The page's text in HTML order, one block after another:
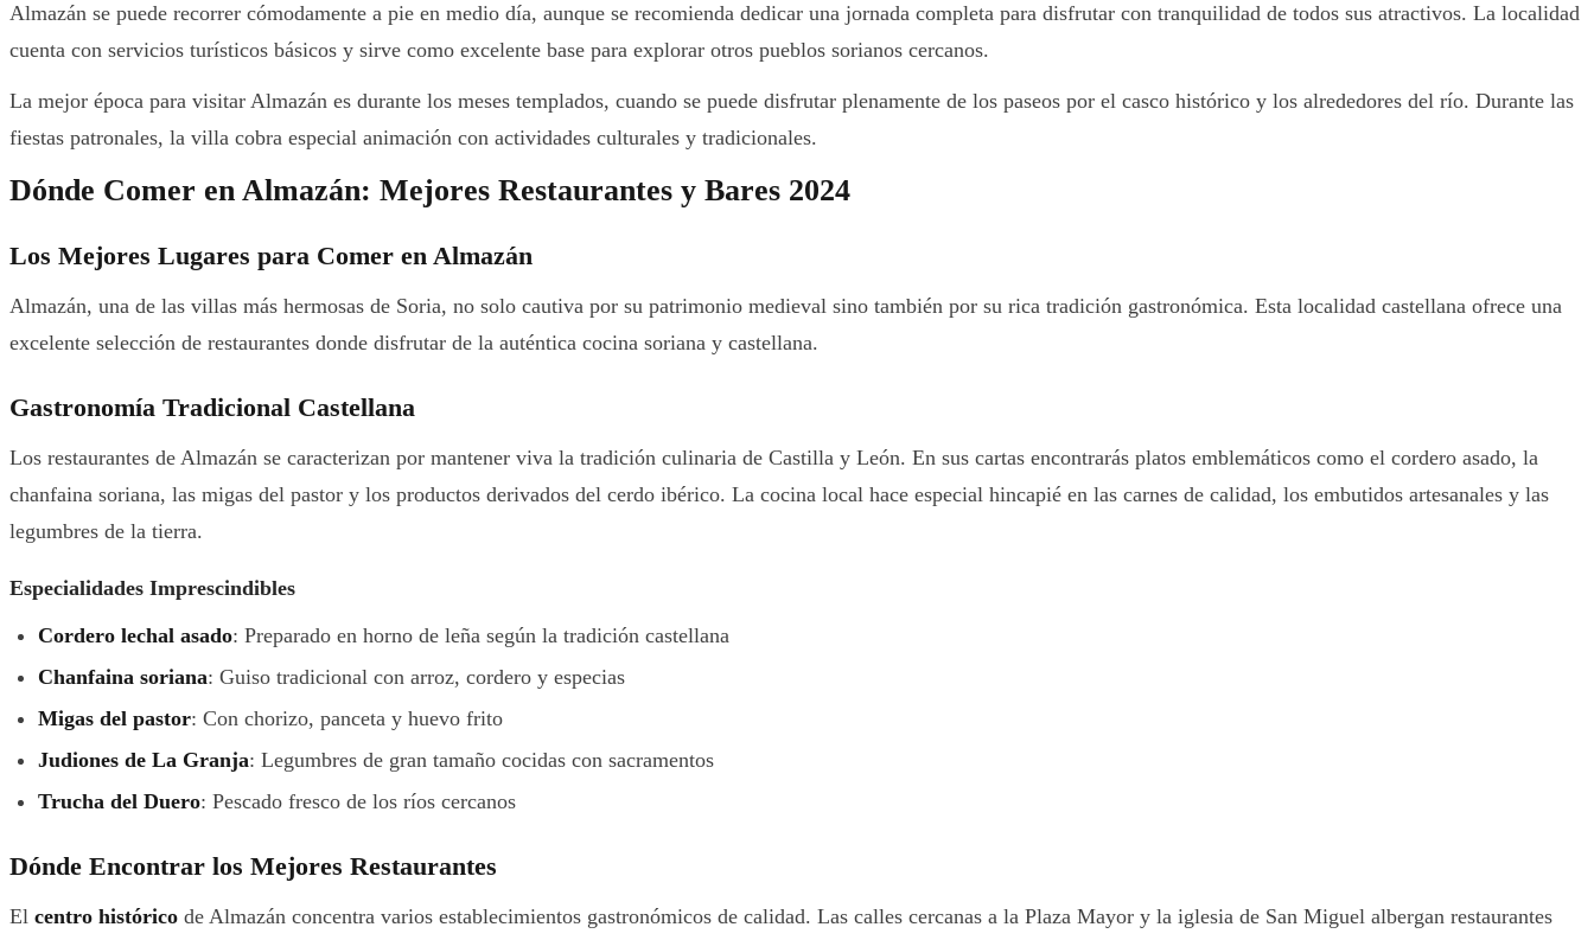
Almazán se puede recorrer cómodamente a pie en medio día, aunque se recomienda dedicar una jornada completa para disfrutar con tranquilidad de todos sus atractivos. La localidad
cuenta con servicios turísticos básicos y sirve como excelente base para explorar otros pueblos sorianos cercanos.
La mejor época para visitar Almazán es durante los meses templados, cuando se puede disfrutar plenamente de los paseos por el casco histórico y los alrededores del río. Durante las
fiestas patronales, la villa cobra especial animación con actividades culturales y tradicionales.
Dónde Comer en Almazán: Mejores Restaurantes y Bares 2024
Los Mejores Lugares para Comer en Almazán
Almazán, una de las villas más hermosas de Soria, no solo cautiva por su patrimonio medieval sino también por su rica tradición gastronómica. Esta localidad castellana ofrece una
excelente selección de restaurantes donde disfrutar de la auténtica cocina soriana y castellana.
Gastronomía Tradicional Castellana
Los restaurantes de Almazán se caracterizan por mantener viva la tradición culinaria de Castilla y León. En sus cartas encontrarás platos emblemáticos como el cordero asado, la
chanfaina soriana, las migas del pastor y los productos derivados del cerdo ibérico. La cocina local hace especial hincapié en las carnes de calidad, los embutidos artesanales y las
legumbres de la tierra.
Especialidades Imprescindibles
Cordero lechal asado: Preparado en horno de leña según la tradición castellana
Chanfaina soriana: Guiso tradicional con arroz, cordero y especias
Migas del pastor: Con chorizo, panceta y huevo frito
Judiones de La Granja: Legumbres de gran tamaño cocidas con sacramentos
Trucha del Duero: Pescado fresco de los ríos cercanos
Dónde Encontrar los Mejores Restaurantes
El centro histórico de Almazán concentra varios establecimientos gastronómicos de calidad. Las calles cercanas a la Plaza Mayor y la iglesia de San Miguel albergan restaurantes